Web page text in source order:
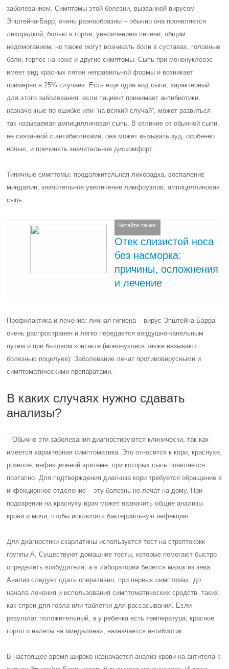
заболеванием. Симптомы этой болезни, вызванной вирусом
Эпштейна-Барр, очень разнообразны – обычно она проявляется
лихорадкой, болью в горле, увеличением печени, общим
недомоганием, но также могут возникать боли в суставах, головные
боли, герпес на коже и другие симптомы. Сыпь при мононуклеозе
имеет вид красных пятен неправильной формы и возникает
примерно в 25% случаев. Есть еще один вид сыпи, характерный
для этого заболевания: если пациент принимает антибиотики,
назначенные по ошибке или “на всякий случай”, может развиться
так называемая ампициллиновая сыпь. В отличие от обычной сыпи,
не связанной с антибиотиками, она может вызывать зуд, особенно
ночью, и причинять значительное дискомфорт.
Типичные симптомы: продолжительная лихорадка, воспаление
миндалин, значительное увеличение лимфоузлов, ампициллиновая
сыпь.
Читайте также:
Отек слизистой носа
без насморка:
причины, осложнения
и лечение
Профилактика и лечение: личная гигиена – вирус Эпштейна-Барра
очень распространен и легко передается воздушно-капельным
путем и при бытовом контакте (мононуклеоз также называют
болезнью поцелуев). Заболевание лечат противовирусными и
симптоматическими препаратами.
В каких случаях нужно сдавать
анализы?
– Обычно эти заболевания диагностируются клинически, так как
имеется характерная симптоматика. Это относится к кори, краснухе,
розеоле, инфекционной эритеме, при которых сыпь появляется
поэтапно. Для подтверждения диагноза кори требуется обращение в
инфекционное отделение – эту болезнь не лечат на дому. При
подозрении на краснуху врач может назначить общие анализы
крови и мочи, чтобы исключить бактериальную инфекцию.
Для диагностики скарлатины используется тест на стрептококк
группы А. Существуют домашние тесты, которые помогают быстро
определить возбудителя, а в лаборатории берется мазок из зева.
Анализ следует сдать оперативно, при первых симптомах, до
начала лечения и использования симптоматических средств, таких
как спреи для горла или таблетки для рассасывания. Если
результат положительный, а у ребенка есть температура, красное
горло и налеты на миндалинах, назначается антибиотик.
В настоящее время широко назначается анализ крови на антитела к